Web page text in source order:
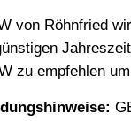
von Röhnfried
zu empfehlen